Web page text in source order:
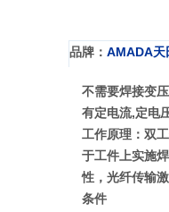
品牌： AMADA天
作用原理：脉冲
激光发生器：氦
控制方式：自动
保护气体：有
电源类型：交流
作用对象：
不需要焊接变
有定电流,定电
工作原理：双
于工件上实施
性，光纤传输
条件